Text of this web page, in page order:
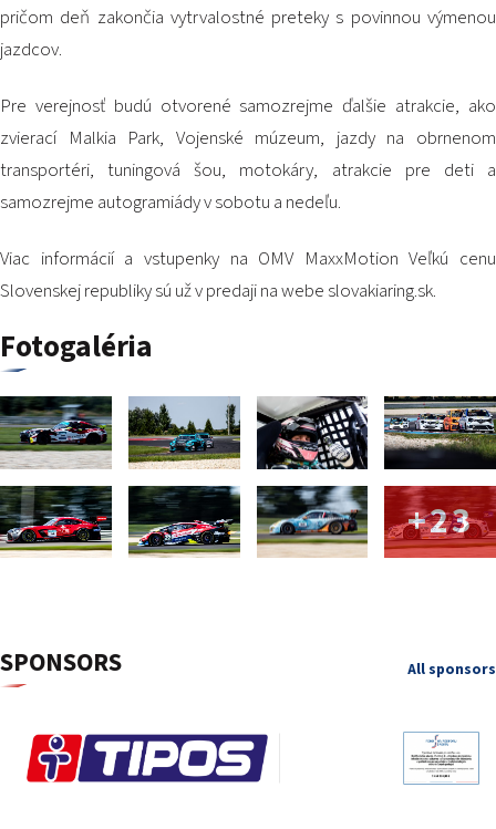
pričom deň zakončia vytrvalostné preteky s povinnou výmenou
jazdcov.
Pre verejnosť budú otvorené samozrejme ďalšie atrakcie, ako
zvierací Malkia Park, Vojenské múzeum, jazdy na obrnenom
transportéri, tuningová šou, motokáry, atrakcie pre deti a
samozrejme autogramiády v sobotu a nedeľu.
Viac informácií a vstupenky na OMV MaxxMotion Veľkú cenu
Slovenskej republiky sú už v predaji na webe slovakiaring.sk.
Fotogaléria
+23
SPONSORS All sponsors